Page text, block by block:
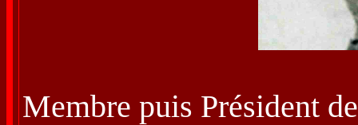
Membre puis Président